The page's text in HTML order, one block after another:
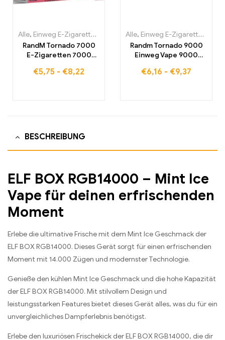
Alle, Einweg E-Zigaretten Einweg-E-Zigaretten Belgien,
RandM Tornado 7000
E-Zigaretten 7000
lagerraum
€5,75 - €8,22
Alle, Einweg E-Zigaretten
Randm Tornado 9000
Einweg Vape 9000
€6,16 - €9,37
BESCHREIBUNG
ELF BOX RGB14000 – Mint Ice
Vape für deinen erfrischenden
Moment
Erlebe die ultimative Frische mit dem Mint Ice Geschmack der
ELF BOX RGB14000. Dieses Gerät sorgt für einen erfrischenden
Moment mit 14.000 Zügen und modernster Technologie.
Genieße den kühlen Mint Ice Geschmack und die hohe Kapazität
der ELF BOX RGB14000. Mit stilvollem Design und
leistungsstarken Features bietet dieses Gerät alles, was du für ein
unvergleichliches Dampferlebnis benötigst.
Erlebe den luxuriösen Frischekick der ELF BOX RGB14000, die dir